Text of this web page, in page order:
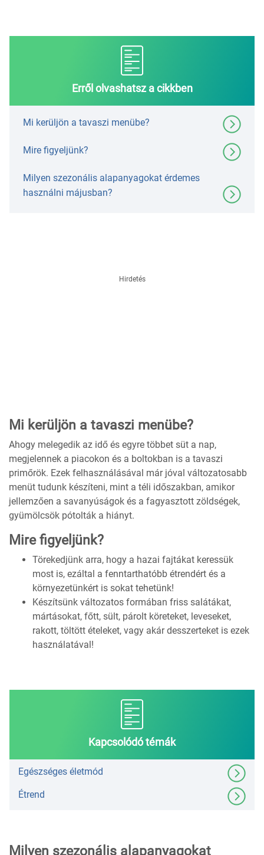
Erről olvashatsz a cikkben
Mi kerüljön a tavaszi menübe?
Mire figyeljünk?
Milyen szezonális alapanyagokat érdemes
használni májusban?
Hirdetés
Mi kerüljön a tavaszi menübe?
Ahogy melegedik az idő és egyre többet süt a nap,
megjelennek a piacokon és a boltokban is a tavaszi
primőrök. Ezek felhasználásával már jóval változatosabb
menüt tudunk készíteni, mint a téli időszakban, amikor
jellemzően a savanyúságok és a fagyasztott zöldségek,
gyümölcsök pótolták a hiányt.
Mire figyeljünk?
Törekedjünk arra, hogy a hazai fajtákat keressük
most is, ezáltal a fenntarthatóbb étrendért és a
környezetünkért is sokat tehetünk!
Készítsünk változatos formában friss salátákat,
mártásokat, főtt, sült, párolt köreteket, leveseket,
rakott, töltött ételeket, vagy akár desszerteket is ezek
használatával!
Kapcsolódó témák
Egészséges életmód
Étrend
Milyen szezonális alapanyagokat